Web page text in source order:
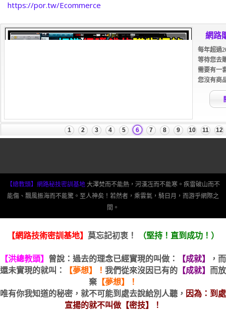
https://por.tw/Ecommerce
【總教頭】網路秘技密訓基地大澤焚而不能熱，河漢冱而不能寒。疾雷破山而不
能傷、飄風振海而不能驚。至人神矣！若然者，乘雲氣，騎日月，而游乎網際之
間。
【網路技術密訓基地】 莫忘記初衷！ （堅持！直到成功！）
【洪總教頭】 曾說：過去的理念已經實現的叫做： 【成就】
，而
還未實現的就叫：
【夢想】！ 我們從來沒因已有的 【成就】 而放
棄 【夢想】！
唯有你我知道的秘密，就不可能到處去說給別人聽， 因為：到處
宣揚的就不叫做【密技】！